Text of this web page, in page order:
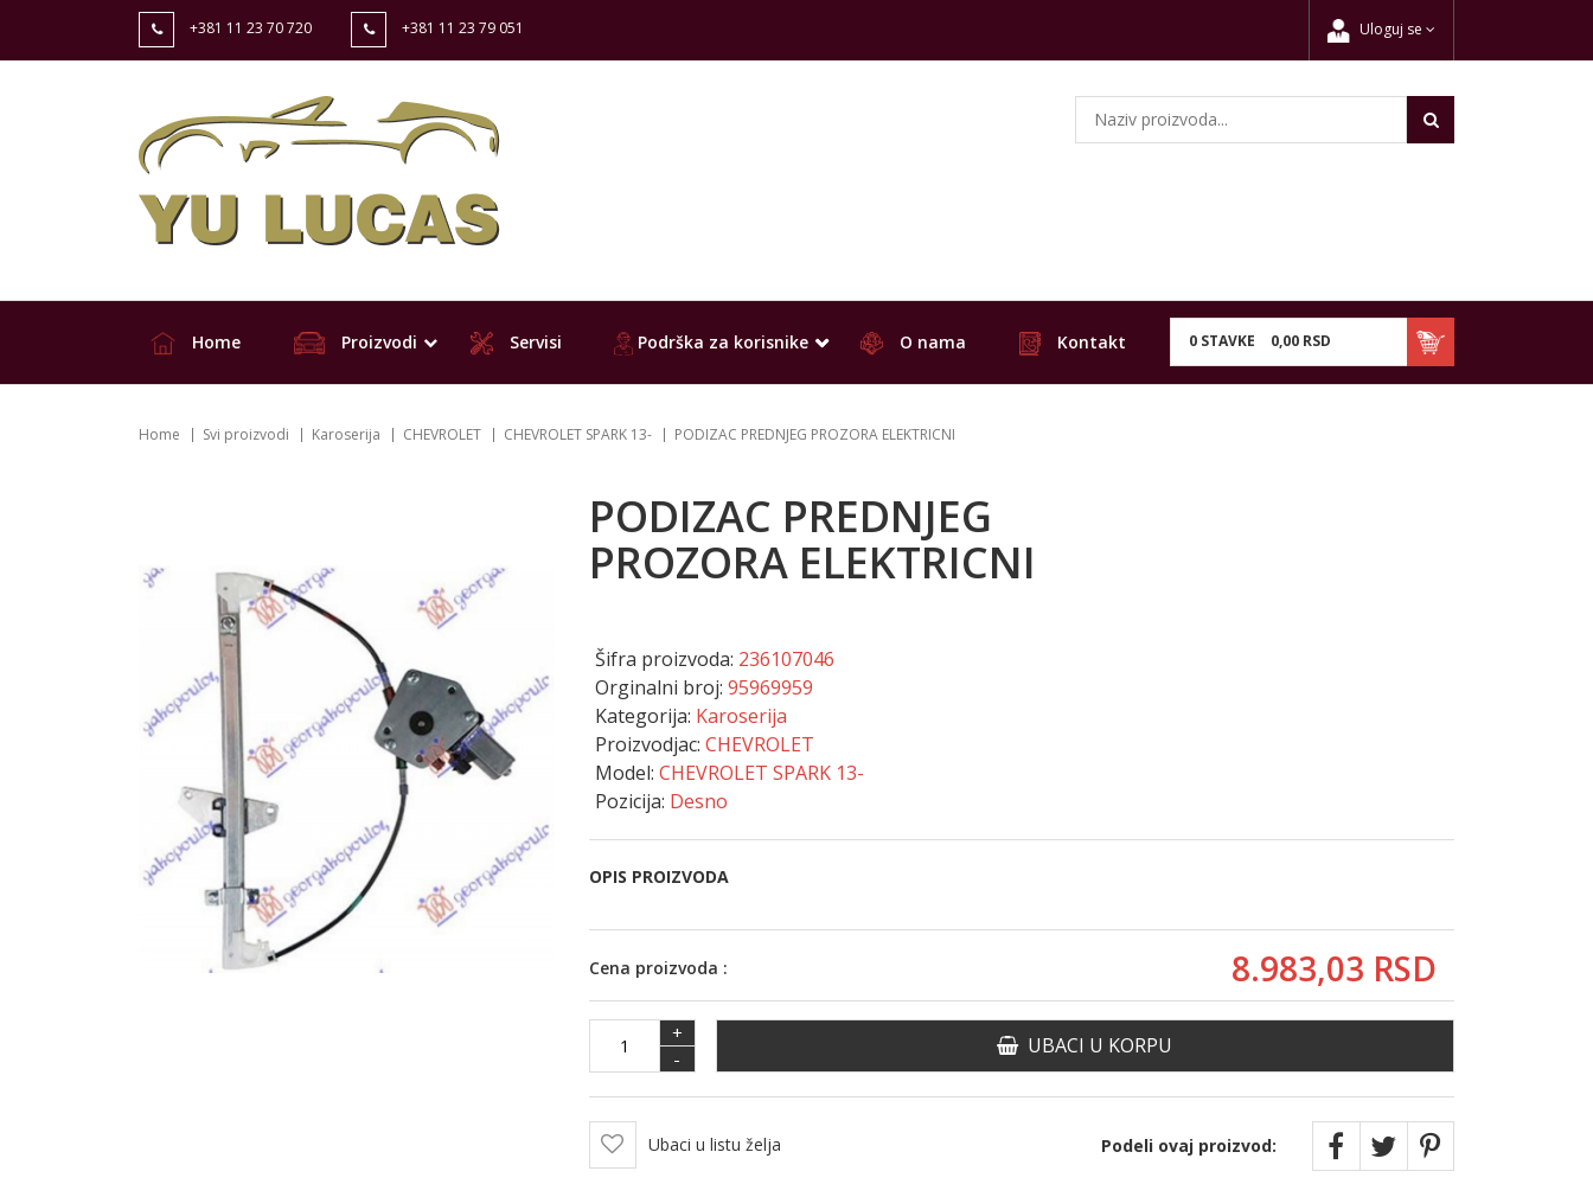
+381 11 23 70 720 +381 11 23 79 051 Uloguj se
0 STAVKE 0,00 RSD
Home Proizvodi Servisi Podrška za korisnike O nama Kontakt
Home Svi proizvodi Karoserija CHEVROLET CHEVROLET SPARK 13- PODIZAC PREDNJEG PROZORA ELEKTRICNI
PODIZAC PREDNJEG
PROZORA ELEKTRICNI
Šifra proizvoda: 236107046
Orginalni broj: 95969959
Kategorija: Karoserija
Proizvodjac: CHEVROLET
Model: CHEVROLET SPARK 13-
Pozicija: Desno
OPIS PROIZVODA
Cena proizvoda : 8.983,03 RSD
+
-
UBACI U KORPU
Ubaci u listu želja Podeli ovaj proizvod: